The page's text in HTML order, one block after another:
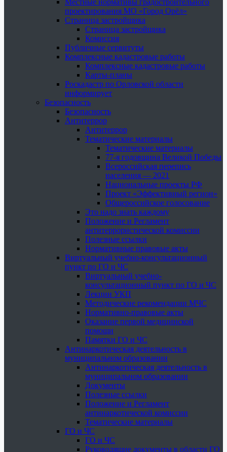
Местные нормативы градостроительного
проектирования МО «Город Орёл»
Страница застройщика
Страница застройщика
Комиссия
Публичные сервитуты
Комплексные кадастровые работы
Комплексные кадастровые работы
Карты-планы
Роскадастр по Орловской области
информирует
Безопасность
Безопасность
Антитеррор
Антитеррор
Тематические материалы
Тематические материалы
77-я годовщина Великой Победы
Всероссийская перепись
населения — 2021
Национальные проекты РФ
Проект «Эффективный регион»
Общероссийское голосование
Это надо знать каждому
Положение и Регламент
антитеррористической комиссии
Полезные ссылки
Нормативные правовые акты
Виртуальный учебно-консультационный
пункт по ГО и ЧС
Виртуальный учебно-
консультационный пункт по ГО и ЧС
Лекции УКП
Методические рекомендации МЧС
Нормативно-правовые акты
Оказание первой медицинской
помощи
Памятки ГО и ЧС
Антинаркотическая деятельность в
муниципальном образовании
Антинаркотическая деятельность в
муниципальном образовании
Документы
Полезные ссылки
Положение и Регламент
антинаркотической комиссии
Тематические материалы
ГО и ЧС
ГО и ЧС
Руководящие документы в области ГО